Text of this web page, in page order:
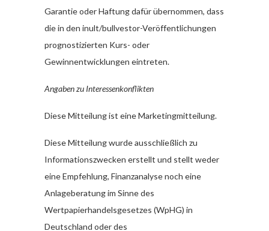
Garantie oder Haftung dafür übernommen, dass
die in den inult/bullvestor-Veröffentlichungen
prognostizierten Kurs- oder
Gewinnentwicklungen eintreten.
Angaben zu Interessenkonflikten
Diese Mitteilung ist eine Marketingmitteilung.
Diese Mitteilung wurde ausschließlich zu
Informationszwecken erstellt und stellt weder
eine Empfehlung, Finanzanalyse noch eine
Anlageberatung im Sinne des
Wertpapierhandelsgesetzes (WpHG) in
Deutschland oder des